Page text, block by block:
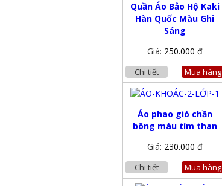
Quần Áo Bảo Hộ Kaki
Hàn Quốc Màu Ghi
Sáng
Giá: 250.000 đ
Chi tiết Mua hàng
Áo phao gió chần
bông màu tím than
Giá: 230.000 đ
Chi tiết Mua hàng